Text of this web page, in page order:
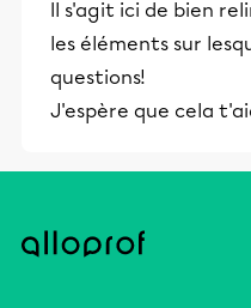
et leurs
éducative.
Il s'agit ici de bien
les éléments sur
questions!
J'espère que cela